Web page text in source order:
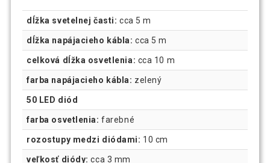
dĺžka svetelnej časti: cca 5 m
dĺžka napájacieho kábla: cca 5 m
celková dĺžka osvetlenia: cca 10 m
farba napájacieho kábla: zelený
50 LED diód
farba osvetlenia: farebné
rozostupy medzi diódami: 10 cm
veľkosť diódy: cca 3 mm